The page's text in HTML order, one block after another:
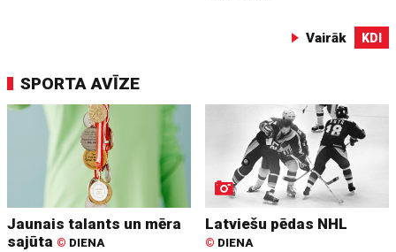
Vairāk KDI
SPORTA AVĪZE
Jaunais talants un mēra
sajūta © DIENA
Latviešu pēdas NHL
© DIENA